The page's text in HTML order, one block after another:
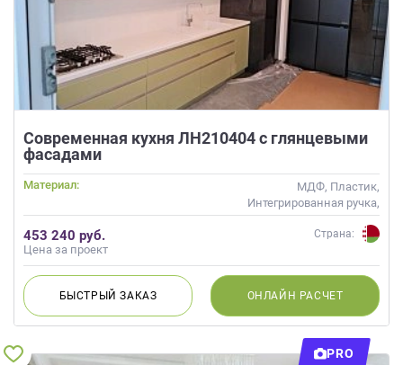
Современная кухня ЛН210404 с глянцевыми
фасадами
Материал:
МДФ, Пластик,
Интегрированная ручка,
Глянцевые
453 240 руб.
Цена за проект
Страна:
БЫСТРЫЙЗАКАЗ ОНЛАЙН РАСЧЕТ
PRO